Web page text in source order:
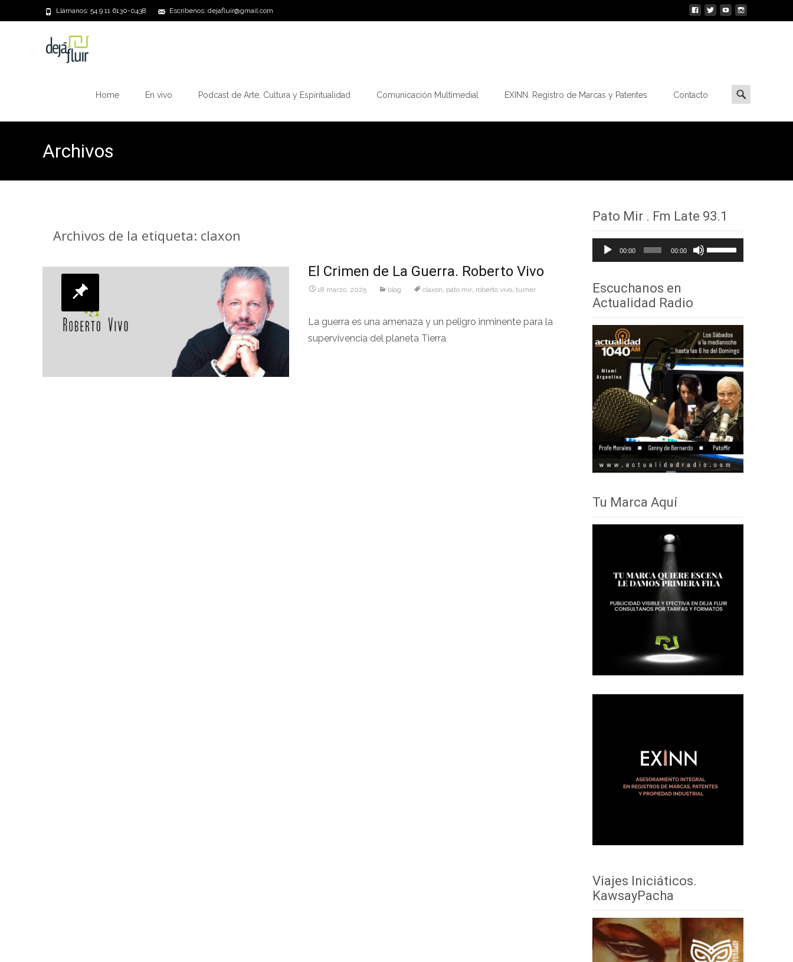
Llámanos: 54 9 11 6130-0438 Escríbenos: dejafluir@gmail.com
Home En vivo Podcast de Arte, Cultura y Espiritualidad Comunicación Multimedial EXINN. Registro de Marcas y Patentes Contacto
Buscar
por:
Archivos
Archivos de la etiqueta: claxon
El Crimen de La Guerra. Roberto Vivo
18 marzo, 2025 blog claxon, pato mir, roberto vivo, turner
La guerra es una amenaza y un peligro inminente para la
supervivencia del planeta Tierra
Pato Mir . Fm Late 93.1
Reproductor
de
00:00 00:00
Utiliza
las
arriba/abajo
para
aumentar
disminuir
el
volumen.
Escuchanos en
Actualidad Radio
Tu Marca Aquí
Viajes Iniciáticos.
KawsayPacha